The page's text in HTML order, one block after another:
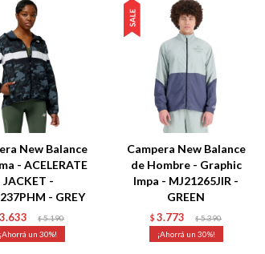
New Balance
- ACELERATE
JACKET -
- GREY
3.633 $ 5.190
30
Campera New Balance
de Hombre - Graphic
Impa - MJ21265JIR -
GREEN
$ 3.773 $ 5.390
30